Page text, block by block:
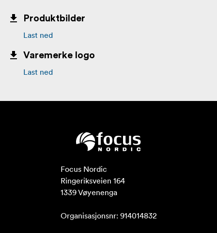
Produktbilder
Last ned
Varemerke logo
Last ned
Focus Nordic
Ringeriksveien 164
1339 Vøyenenga
Organisasjonsnr: 914014832